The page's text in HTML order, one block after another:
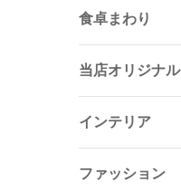
食卓まわり
当店オリジナル
インテリア
ファッション